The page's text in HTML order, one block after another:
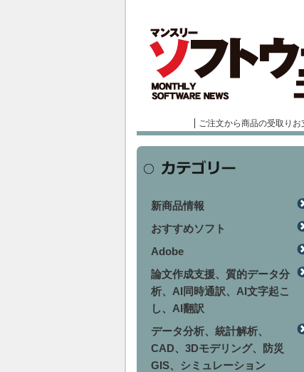
ご注文から商品の受取りお
新商品情報
おすすめソフト
Adobe
論文作成支援、質的データ分
析、AI同時通訳、AI文字起こ
し、AI翻訳
データ分析、統計解析、
CAD、3Dモデリング、防災
GIS、シミュレーション